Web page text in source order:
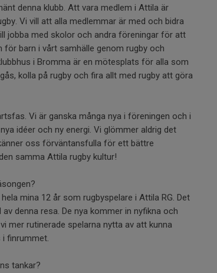
denna klubb. Att vara medlem i Attila är
Vi vill att alla medlemmar är med och bidra
jobba med skolor och andra föreningar för att
för barn i vårt samhälle genom rugby och
i Bromma är en mötesplats för alla som
kolla på rugby och fira allt med rugby att göra
Vi är ganska många nya i föreningen och i
idéer och ny energi. Vi glömmer aldrig det
oss förväntansfulla för ett bättre
samma Attila rugby kultur!
mina 12 år som rugbyspelare i Attila RG. Det
denna resa. De nya kommer in nyfikna och
mer rutinerade spelarna nytta av att kunna
i finrummet.
tankar?